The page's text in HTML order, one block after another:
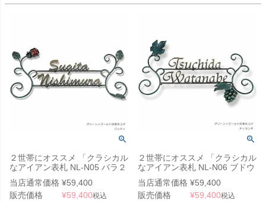
２世帯にオススメ 「クラシカル
なアイアン表札 NL-N05 バラ２
段」
当店通常価格 ¥59,400
販売価格
¥59,400税込
２世帯にオススメ 「クラシカル
なアイアン表札 NL-N06 ブドウ
２段」
当店通常価格 ¥59,400
販売価格
¥59,400税込